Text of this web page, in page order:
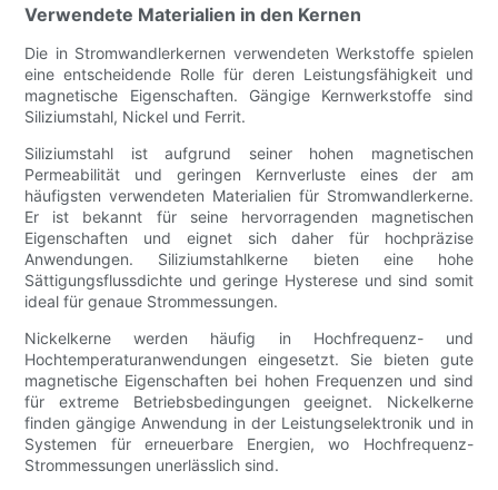
Verwendete Materialien in den Kernen
Die in Stromwandlerkernen verwendeten Werkstoffe spielen
eine entscheidende Rolle für deren Leistungsfähigkeit und
magnetische Eigenschaften. Gängige Kernwerkstoffe sind
Siliziumstahl, Nickel und Ferrit.
Siliziumstahl ist aufgrund seiner hohen magnetischen
Permeabilität und geringen Kernverluste eines der am
häufigsten verwendeten Materialien für Stromwandlerkerne.
Er ist bekannt für seine hervorragenden magnetischen
Eigenschaften und eignet sich daher für hochpräzise
Anwendungen. Siliziumstahlkerne bieten eine hohe
Sättigungsflussdichte und geringe Hysterese und sind somit
ideal für genaue Strommessungen.
Nickelkerne werden häufig in Hochfrequenz- und
Hochtemperaturanwendungen eingesetzt. Sie bieten gute
magnetische Eigenschaften bei hohen Frequenzen und sind
für extreme Betriebsbedingungen geeignet. Nickelkerne
finden gängige Anwendung in der Leistungselektronik und in
Systemen für erneuerbare Energien, wo Hochfrequenz-
Strommessungen unerlässlich sind.